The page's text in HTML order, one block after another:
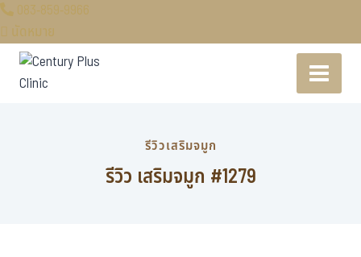
083-859-9966
นัดหมาย
รีวิวเสริมจมูก
รีวิว เสริมจมูก #1279